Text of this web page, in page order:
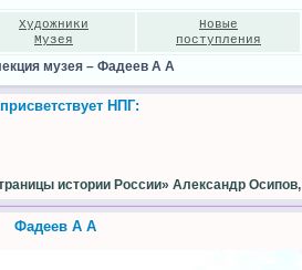
Художники
Музея
Новые
поступления
музея – Фадеев А А
НПГ:
истории России» Александр Осипов,
Фадеев А А